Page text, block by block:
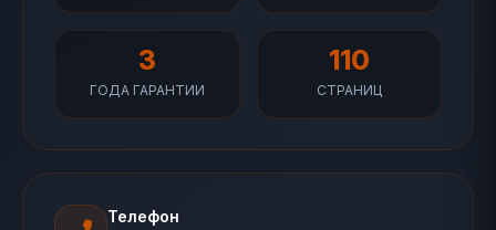
3
ГОДА ГАРАНТИИ
110
СТРАНИЦ
Телефон